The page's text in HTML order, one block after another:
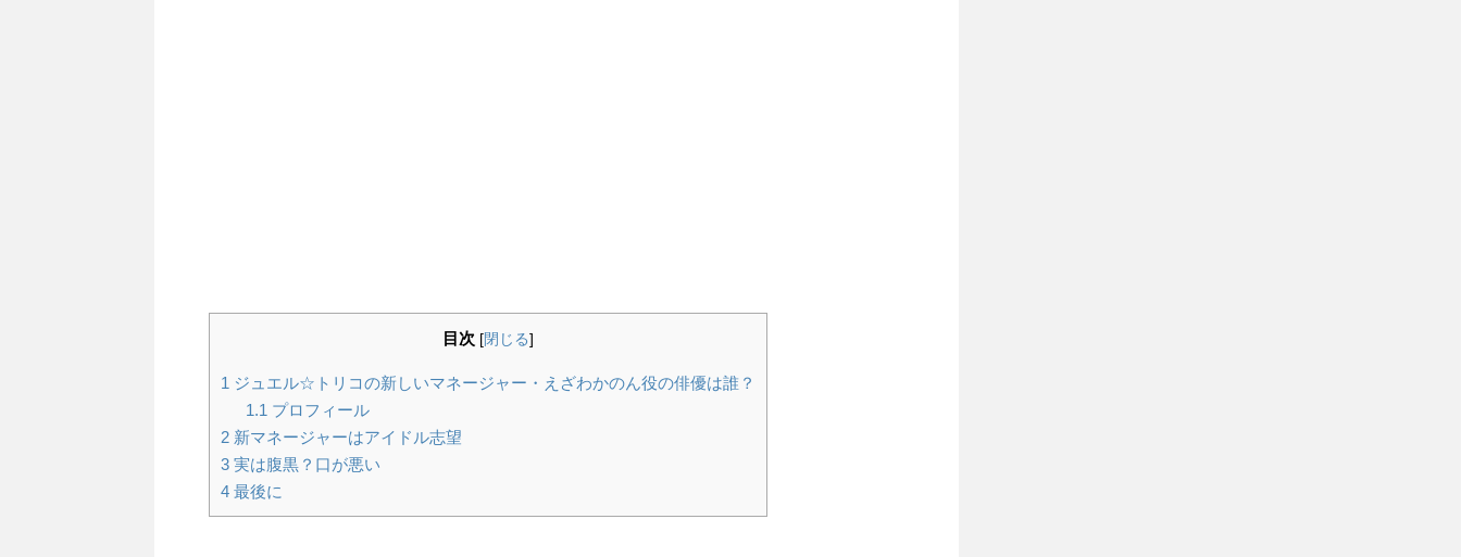
目次 [閉じる]
1 ジュエル☆トリコの新しいマネージャー・えざわかのん役の俳優は誰？
1.1 プロフィール
2 新マネージャーはアイドル志望
3 実は腹黒？口が悪い
4 最後に